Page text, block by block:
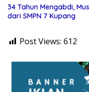
34 Tahun Mengabdi,
dari SMPN 7 Kupang
Post Views: 612